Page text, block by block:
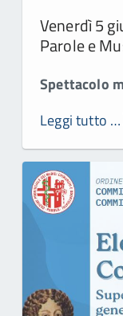
Venerdì 5
Parole e
Spettacolo
Leggi tutto …